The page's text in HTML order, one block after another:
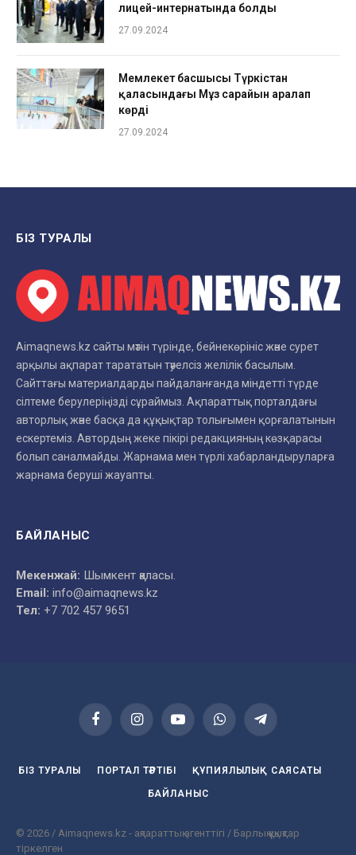
лицей-интернатында болды
27.09.2024
Мемлекет басшысы Түркістан
қаласындағы Мұз сарайын аралап
көрді
27.09.2024
БІЗ ТУРАЛЫ
Aimaqnews.kz сайты мәтін түрінде, бейнекөрініс және сурет
арқылы ақпарат тарататын тәуелсіз желілік басылым.
Сайттағы материалдарды пайдаланғанда міндетті түрде
сілтеме берулеріңізді сұраймыз. Ақпараттық порталдағы
авторлық және басқа да құқықтар толығымен қорғалатынын
ескертеміз. Автордың жеке пікірі редакцияның көзқарасы
болып саналмайды. Жарнама мен түрлі хабарландыруларға
жарнама беруші жауапты.
БАЙЛАНЫС
Мекенжай: Шымкент қаласы.
Email: info@aimaqnews.kz
Тел: +7 702 457 9651
FacebookInstagramYouTubeWhatsAppTelegram
БІЗ ТУРАЛЫ ПОРТАЛ ТӘРТІБІ ҚҰПИЯЛЫЛЫҚ САЯСАТЫ
БАЙЛАНЫС
© 2026 / Aimaqnews.kz - ақпараттық агенттігі / Барлық құқықтар
тіркелген